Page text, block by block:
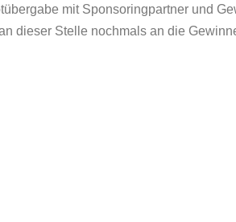
mit Sponsoringpartner und
dieser Stelle nochmals an die